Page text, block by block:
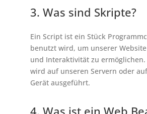
3. Was sind Skripte?
Ein Script ist ein Stück
benutzt wird, um unserer
und Interaktivität zu ermöglichen.
wird auf unseren Servern oder
Gerät ausgeführt.
4. Was ist ein Web